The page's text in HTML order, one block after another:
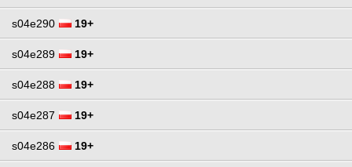
s04e290 19+
s04e289 19+
s04e288 19+
s04e287 19+
s04e286 19+